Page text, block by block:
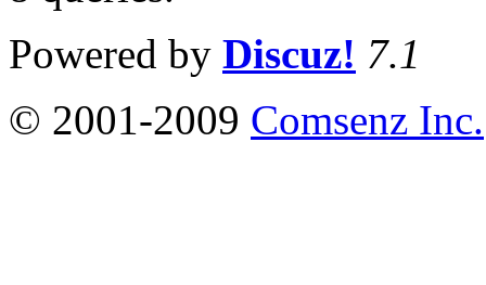
Powered by Discuz! 7.1
© 2001-2009 Comsenz Inc.